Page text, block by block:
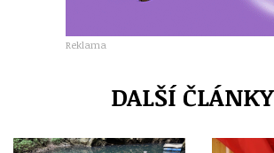
Reklama
DALŠÍ ČLÁNKY